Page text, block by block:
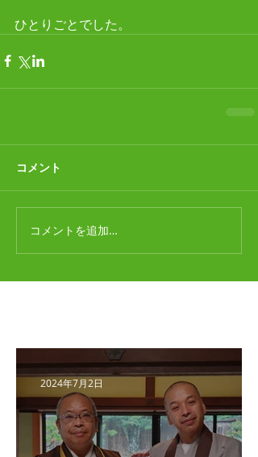
ひとりごとでした。
コメント
コメントを追加…
2024年7月2日